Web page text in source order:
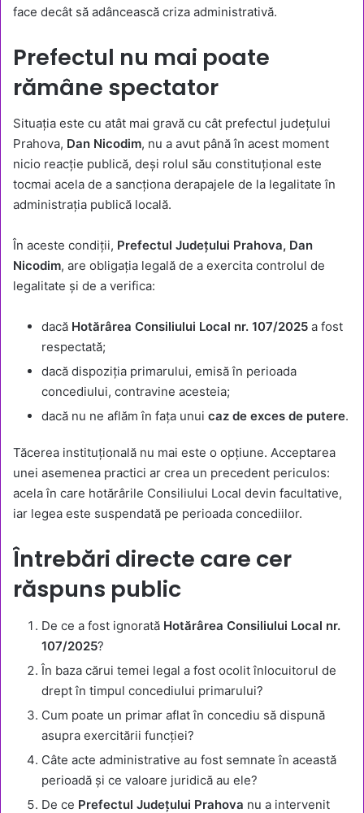
face decât să adâncească criza administrativă.
Prefectul nu mai poate
rămâne spectator
Situația este cu atât mai gravă cu cât prefectul județului
Prahova, Dan Nicodim, nu a avut până în acest moment
nicio reacție publică, deși rolul său constituțional este
tocmai acela de a sancționa derapajele de la legalitate în
administrația publică locală.
În aceste condiții, Prefectul Județului Prahova, Dan
Nicodim, are obligația legală de a exercita controlul de
legalitate și de a verifica:
dacă Hotărârea Consiliului Local nr. 107/2025 a fost
respectată;
dacă dispoziția primarului, emisă în perioada
concediului, contravine acesteia;
dacă nu ne aflăm în fața unui caz de exces de putere.
Tăcerea instituțională nu mai este o opțiune. Acceptarea
unei asemenea practici ar crea un precedent periculos:
acela în care hotărârile Consiliului Local devin facultative,
iar legea este suspendată pe perioada concediilor.
Întrebări directe care cer
răspuns public
De ce a fost ignorată Hotărârea Consiliului Local nr.
107/2025?
În baza cărui temei legal a fost ocolit înlocuitorul de
drept în timpul concediului primarului?
Cum poate un primar aflat în concediu să dispună
asupra exercitării funcției?
Câte acte administrative au fost semnate în această
perioadă și ce valoare juridică au ele?
De ce Prefectul Județului Prahova nu a intervenit